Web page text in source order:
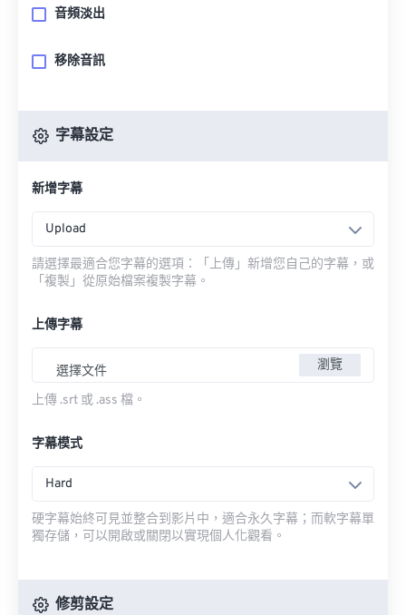
音頻淡出
移除音訊
字幕設定
新增字幕
Upload
請選擇最適合您字幕的選項：「上傳」新增您自己的字幕，或
「複製」從原始檔案複製字幕。
上傳字幕
選擇文件 瀏覽
上傳 .srt 或 .ass 檔。
字幕模式
Hard
硬字幕始終可見並整合到影片中，適合永久字幕；而軟字幕單
獨存儲，可以開啟或關閉以實現個人化觀看。
修剪設定